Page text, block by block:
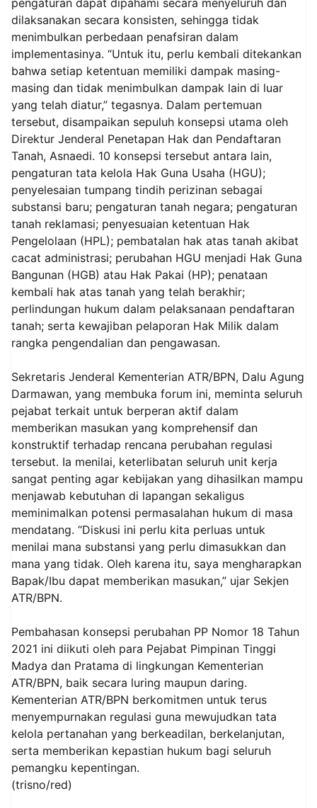
pengaturan dapat dipahami secara menyeluruh dan
dilaksanakan secara konsisten, sehingga tidak
menimbulkan perbedaan penafsiran dalam
implementasinya. “Untuk itu, perlu kembali ditekankan
bahwa setiap ketentuan memiliki dampak masing-
masing dan tidak menimbulkan dampak lain di luar
yang telah diatur,” tegasnya. Dalam pertemuan
tersebut, disampaikan sepuluh konsepsi utama oleh
Direktur Jenderal Penetapan Hak dan Pendaftaran
Tanah, Asnaedi. 10 konsepsi tersebut antara lain,
pengaturan tata kelola Hak Guna Usaha (HGU);
penyelesaian tumpang tindih perizinan sebagai
substansi baru; pengaturan tanah negara; pengaturan
tanah reklamasi; penyesuaian ketentuan Hak
Pengelolaan (HPL); pembatalan hak atas tanah akibat
cacat administrasi; perubahan HGU menjadi Hak Guna
Bangunan (HGB) atau Hak Pakai (HP); penataan
kembali hak atas tanah yang telah berakhir;
perlindungan hukum dalam pelaksanaan pendaftaran
tanah; serta kewajiban pelaporan Hak Milik dalam
rangka pengendalian dan pengawasan.
Sekretaris Jenderal Kementerian ATR/BPN, Dalu Agung
Darmawan, yang membuka forum ini, meminta seluruh
pejabat terkait untuk berperan aktif dalam
memberikan masukan yang komprehensif dan
konstruktif terhadap rencana perubahan regulasi
tersebut. Ia menilai, keterlibatan seluruh unit kerja
sangat penting agar kebijakan yang dihasilkan mampu
menjawab kebutuhan di lapangan sekaligus
meminimalkan potensi permasalahan hukum di masa
mendatang. “Diskusi ini perlu kita perluas untuk
menilai mana substansi yang perlu dimasukkan dan
mana yang tidak. Oleh karena itu, saya mengharapkan
Bapak/Ibu dapat memberikan masukan,” ujar Sekjen
ATR/BPN.
Pembahasan konsepsi perubahan PP Nomor 18 Tahun
2021 ini diikuti oleh para Pejabat Pimpinan Tinggi
Madya dan Pratama di lingkungan Kementerian
ATR/BPN, baik secara luring maupun daring.
Kementerian ATR/BPN berkomitmen untuk terus
menyempurnakan regulasi guna mewujudkan tata
kelola pertanahan yang berkeadilan, berkelanjutan,
serta memberikan kepastian hukum bagi seluruh
pemangku kepentingan.
(trisno/red)